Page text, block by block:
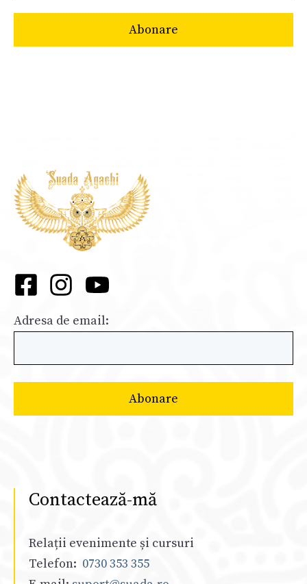
Adresa de email:
Contactează-mă
Relații evenimente și cursuri
Telefon: 0730 353 355